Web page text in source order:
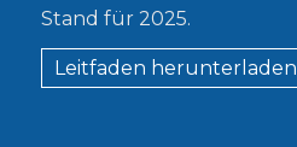
Stand für 2025.
Leitfaden herunterladen